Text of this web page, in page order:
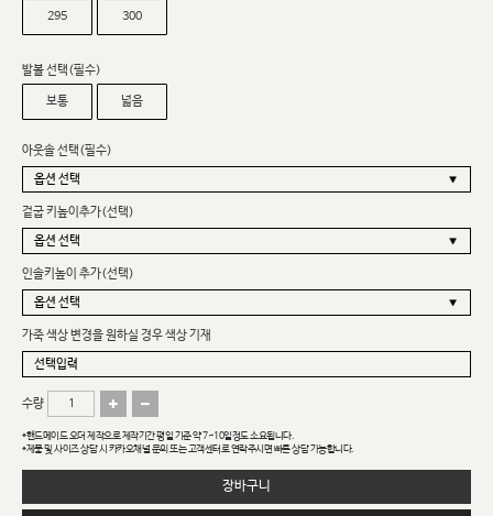
295 300
발볼 선택(필수)
보통 넓음
아웃솔 선택(필수)
겉굽 키높이추가(선택)
인솔키높이 추가(선택)
가죽 색상 변경을 원하실 경우 색상 기재
수량
*핸드메이드 오더 제작으로 제작기간 평일 기준 약 7~10일정도 소요됩니다.
*제품 및 사이즈 상담 시 카카오채널 문의 또는 고객센터로 연락주시면 빠른 상담 가능합니다.
장바구니